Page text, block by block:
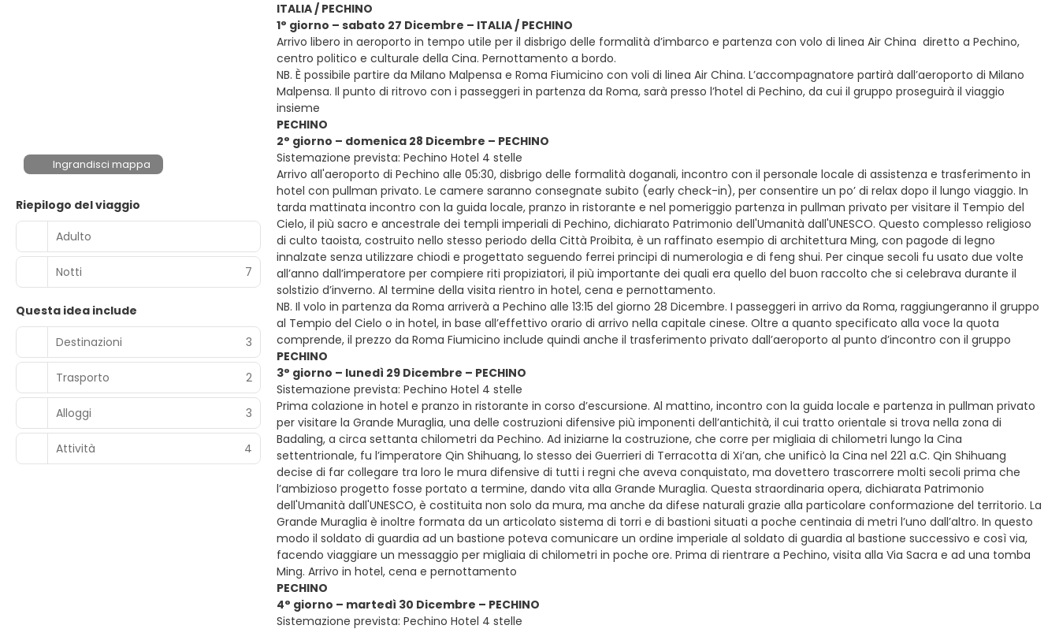
Ingrandisci mappa
Riepilogo del viaggio
Adulto
Notti 7
Questa idea include
Destinazioni
3
Trasporto 2
Alloggi 3
Attività 4
ITALIA / PECHINO
1° giorno – sabato 27 Dicembre – ITALIA / PECHINO
Arrivo libero in aeroporto in tempo utile per il disbrigo delle formalità d’imbarco e partenza con volo di linea Air China diretto a Pechino,
centro politico e culturale della Cina. Pernottamento a bordo.
NB. È possibile partire da Milano Malpensa e Roma Fiumicino con voli di linea Air China. L’accompagnatore partirà dall’aeroporto di Milano
Malpensa. Il punto di ritrovo con i passeggeri in partenza da Roma, sarà presso l’hotel di Pechino, da cui il gruppo proseguirà il viaggio
insieme
PECHINO
2° giorno – domenica 28 Dicembre – PECHINO
Sistemazione prevista: Pechino Hotel 4 stelle
Arrivo all'aeroporto di Pechino alle 05:30, disbrigo delle formalità doganali, incontro con il personale locale di assistenza e trasferimento in
hotel con pullman privato. Le camere saranno consegnate subito (early check-in), per consentire un po’ di relax dopo il lungo viaggio. In
tarda mattinata incontro con la guida locale, pranzo in ristorante e nel pomeriggio partenza in pullman privato per visitare il Tempio del
Cielo, il più sacro e ancestrale dei templi imperiali di Pechino, dichiarato Patrimonio dell'Umanità dall'UNESCO. Questo complesso religioso
di culto taoista, costruito nello stesso periodo della Città Proibita, è un raffinato esempio di architettura Ming, con pagode di legno
innalzate senza utilizzare chiodi e progettato seguendo ferrei principi di numerologia e di feng shui. Per cinque secoli fu usato due volte
all’anno dall’imperatore per compiere riti propiziatori, il più importante dei quali era quello del buon raccolto che si celebrava durante il
solstizio d’inverno. Al termine della visita rientro in hotel, cena e pernottamento.
NB. Il volo in partenza da Roma arriverà a Pechino alle 13:15 del giorno 28 Dicembre. I passeggeri in arrivo da Roma, raggiungeranno il gruppo
al Tempio del Cielo o in hotel, in base all’effettivo orario di arrivo nella capitale cinese. Oltre a quanto specificato alla voce la quota
comprende, il prezzo da Roma Fiumicino include quindi anche il trasferimento privato dall’aeroporto al punto d’incontro con il gruppo
PECHINO
3° giorno – lunedì 29 Dicembre – PECHINO
Sistemazione prevista: Pechino Hotel 4 stelle
Prima colazione in hotel e pranzo in ristorante in corso d’escursione. Al mattino, incontro con la guida locale e partenza in pullman privato
per visitare la Grande Muraglia, una delle costruzioni difensive più imponenti dell’antichità, il cui tratto orientale si trova nella zona di
Badaling, a circa settanta chilometri da Pechino. Ad iniziarne la costruzione, che corre per migliaia di chilometri lungo la Cina
settentrionale, fu l’imperatore Qin Shihuang, lo stesso dei Guerrieri di Terracotta di Xi’an, che unificò la Cina nel 221 a.C. Qin Shihuang
decise di far collegare tra loro le mura difensive di tutti i regni che aveva conquistato, ma dovettero trascorrere molti secoli prima che
l’ambizioso progetto fosse portato a termine, dando vita alla Grande Muraglia. Questa straordinaria opera, dichiarata Patrimonio
dell'Umanità dall'UNESCO, è costituita non solo da mura, ma anche da difese naturali grazie alla particolare conformazione del territorio. La
Grande Muraglia è inoltre formata da un articolato sistema di torri e di bastioni situati a poche centinaia di metri l’uno dall’altro. In questo
modo il soldato di guardia ad un bastione poteva comunicare un ordine imperiale al soldato di guardia al bastione successivo e così via,
facendo viaggiare un messaggio per migliaia di chilometri in poche ore. Prima di rientrare a Pechino, visita alla Via Sacra e ad una tomba
Ming. Arrivo in hotel, cena e pernottamento
PECHINO
4° giorno – martedì 30 Dicembre – PECHINO
Sistemazione prevista: Pechino Hotel 4 stelle